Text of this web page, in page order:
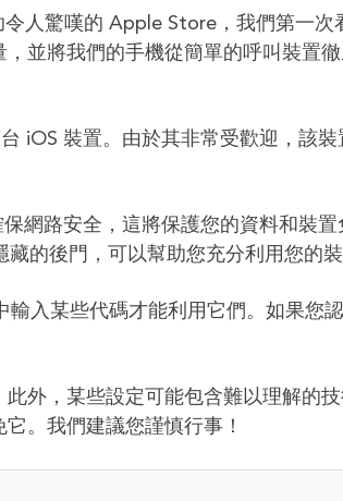
人驚嘆的 Apple Store，我們第一次
並將我們的手機從簡單的呼叫裝置
iOS 裝置。由於其非常受歡迎，該裝
保網路安全，這將保護您的資料和裝置
的後門，可以幫助您充分利用您的
入某些代碼才能利用它們。如果您
外，某些設定可能包含難以理解的
。我們建議您謹慎行事！